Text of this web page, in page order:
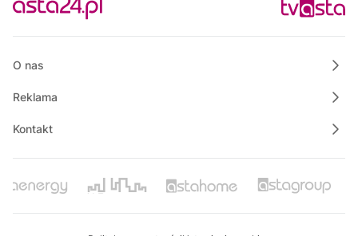
Razem dla bezpieczeństwa Złotowa
10:15
O nas
Reklama
Kontakt